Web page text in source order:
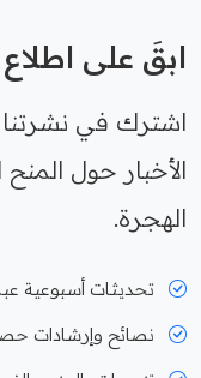
ابقَ على
اشترك في
الأخبار حول
الهجرة.
تحديثات أسبوعية عبر
نصائح وإرشادات